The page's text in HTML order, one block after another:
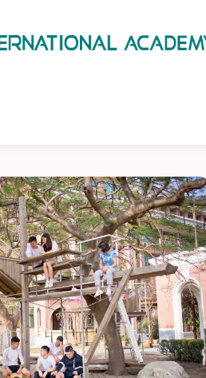
PATHWAYS LOCATION
SCHEDULE CONTACT US